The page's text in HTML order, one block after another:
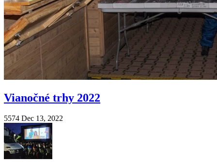
Vianočné trhy 2022
5574 Dec 13, 2022